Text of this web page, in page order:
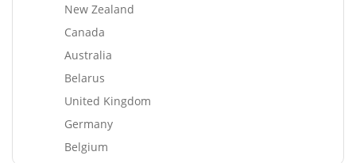
New Zealand
Canada
Australia
Belarus
United Kingdom
Germany
Belgium